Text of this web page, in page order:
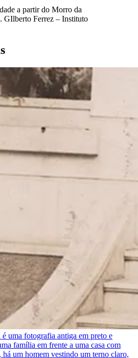
a partir do Morro da
GIlberto Ferrez – Instituto
é uma fotografia antiga em preto e
família em frente a uma casa com
há um homem vestindo um terno claro,